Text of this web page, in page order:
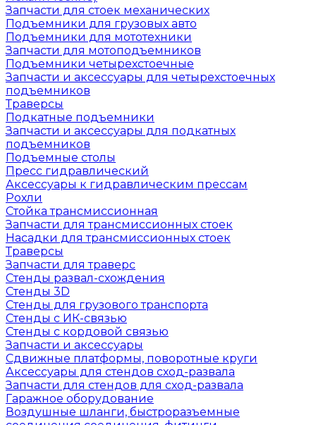
Запчасти для стоек механических
Подъемники для грузовых авто
Подъемники для мототехники
Запчасти для мотоподъемников
Подъемники четырехстоечные
Запчасти и аксессуары для четырехстоечных
подъемников
Траверсы
Подкатные подъемники
Запчасти и аксессуары для подкатных
подъемников
Подъемные столы
Пресс гидравлический
Аксессуары к гидравлическим прессам
Рохли
Стойка трансмиссионная
Запчасти для трансмиссионных стоек
Насадки для трансмиссионных стоек
Траверсы
Запчасти для траверс
Стенды развал-схождения
Стенды 3D
Стенды для грузового транспорта
Стенды с ИК-связью
Стенды с кордовой связью
Запчасти и аксессуары
Сдвижные платформы, поворотные круги
Аксессуары для стендов сход-развала
Запчасти для стендов для сход-развала
Гаражное оборудование
Воздушные шланги, быстроразъемные